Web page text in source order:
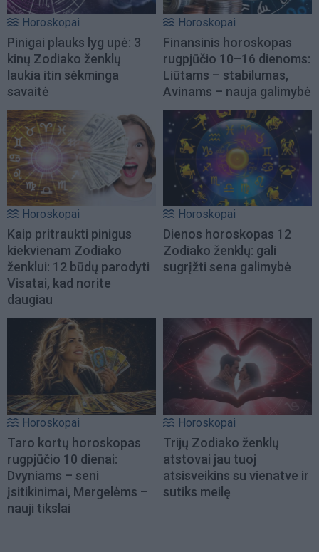
Horoskopai
Pinigai plauks lyg upė: 3
kinų Zodiako ženklų
laukia itin sėkminga
savaitė
Horoskopai
Finansinis horoskopas
rugpjūčio 10–16 dienoms:
Liūtams – stabilumas,
Avinams – nauja galimybė
Horoskopai
Kaip pritraukti pinigus
kiekvienam Zodiako
ženklui: 12 būdų parodyti
Visatai, kad norite
daugiau
Horoskopai
Dienos horoskopas 12
Zodiako ženklų: gali
sugrįžti sena galimybė
Horoskopai
Taro kortų horoskopas
rugpjūčio 10 dienai:
Dvyniams – seni
įsitikinimai, Mergelėms –
nauji tikslai
Horoskopai
Trijų Zodiako ženklų
atstovai jau tuoj
atsisveikins su vienatve ir
sutiks meilę